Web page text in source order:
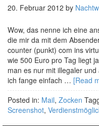
20. Februar 2012 by
Wow, das nenne ich eine
die mir da mit dem
counter (punkt) com ins
wie 500 Euro pro Tag liegt
man es nur mit illegaler
ich fange einfach … [Read
Posted in: Mail, Zocken
Screenshot,